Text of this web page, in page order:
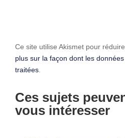
Ce site utilise Akismet pour
plus sur la façon dont les
traitées.
Ces sujets
vous intéresser